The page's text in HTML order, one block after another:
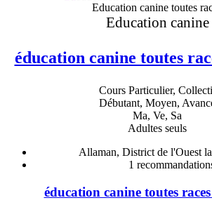
Education canine toutes
Education canine
éducation canine toutes
Cours Particulier,
Débutant, Moyen,
Ma, Ve, Sa
Adultes seuls
Allaman, District de l'Ouest
1
éducation canine toutes